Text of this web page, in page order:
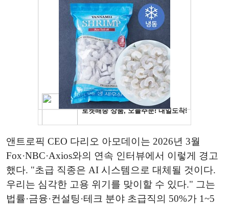
앤트로픽 CEO 다리오 아모데이는 2026년 3월
Fox·NBC·Axios와의 연속 인터뷰에서 이렇게 경고
했다. "초급 직종은 AI 시스템으로 대체될 것이다.
우리는 심각한 고용 위기를 맞이할 수 있다." 그는
법률·금융·컨설팅·테크 분야 초급직의 50%가 1~5